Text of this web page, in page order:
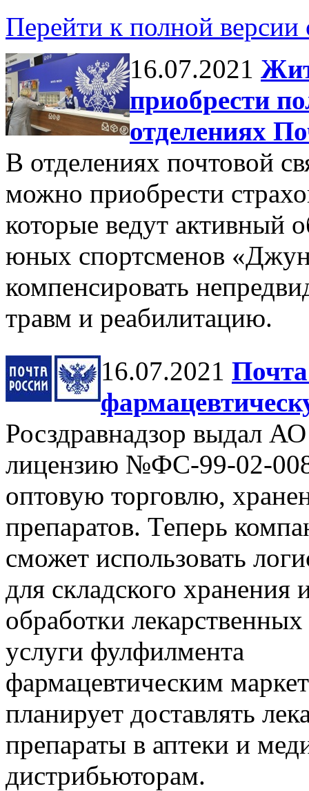
Перейти к полной версии
16.07.2021
приобрести
отделениях
В отделениях почтовой
можно приобрести
которые ведут активный
юных спортсменов
компенсировать
травм и реабилитацию.
16.07.2021
Росздравнадзор выдал
лицензию №ФС-99-02-
оптовую торговлю,
препаратов. Теперь
сможет использовать
для складского хранения
обработки
услуги фулфилмента
фармацевтическим
планирует доставлять
препараты в аптеки и
дистрибьюторам.